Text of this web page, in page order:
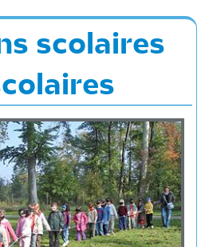
scolaires